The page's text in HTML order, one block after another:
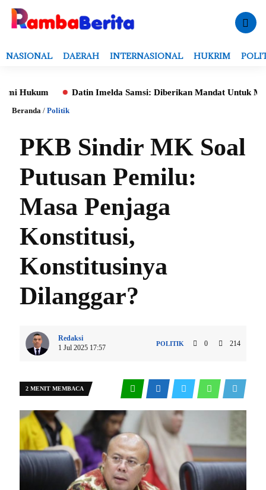
NASIONAL DAERAH INTERNASIONAL HUKRIM
Datin Imelda Samsi: Diberikan Mandat Untuk
Beranda / Politik
PKB Sindir MK Soal
Putusan Pemilu:
Masa Penjaga
Konstitusi,
Konstitusinya
Dilanggar?
Redaksi
1 Jul 2025 17:57
POLITIK 0 214
2 MENIT MEMBACA